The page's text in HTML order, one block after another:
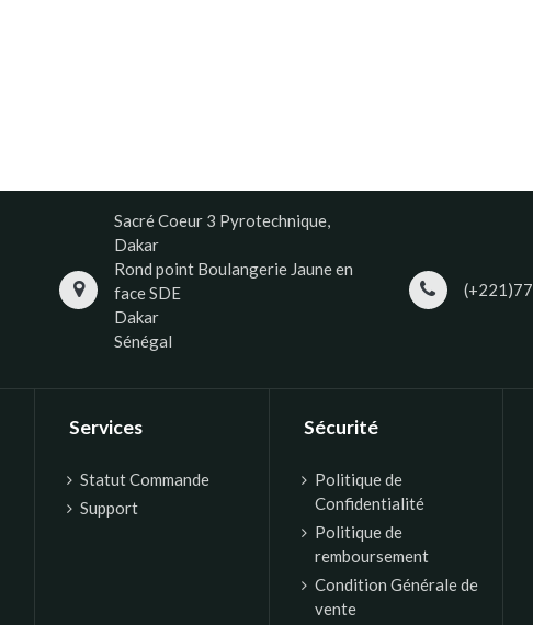
Sacré Coeur 3 Pyrotechnique,
Dakar
Rond point Boulangerie Jaune en
face SDE
Dakar
Sénégal
Services
Statut Commande
Support
Sécurité
Politique de
Confidentialité
Politique de
remboursement
Condition Générale de
vente